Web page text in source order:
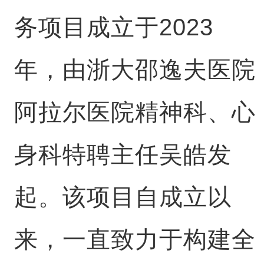
务项目成立于2023
年，由浙大邵逸夫医院
阿拉尔医院精神科、心
身科特聘主任吴皓发
起。该项目自成立以
来，一直致力于构建全